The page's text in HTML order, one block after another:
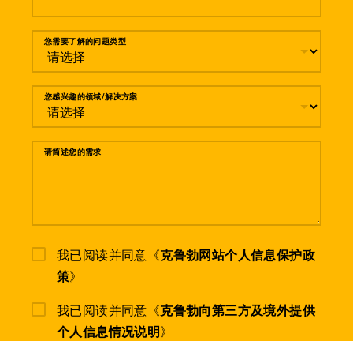
您需要了解的问题类型
您感兴趣的领域/解决方案
请简述您的需求
我已阅读并同意《克鲁勃网站个人信息保护政
策》
我已阅读并同意《克鲁勃向第三方及境外提供
个人信息情况说明》